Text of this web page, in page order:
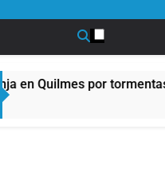
en Quilmes por